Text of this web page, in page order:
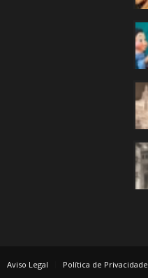
Aviso Legal Política de Privacidade